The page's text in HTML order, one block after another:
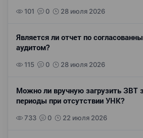
101 0 28 июля 2026
Является ли отчет по
аудитом?
115 0 28 июля 2026
Можно ли вручную загрузить ЗВТ
периоды при отсутствии УНК?
733 0 22 июля 2026